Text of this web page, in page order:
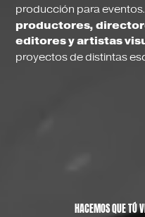
producción para
productores,
editores y artistas
proyectos de distintas
HACEMOS QUE TÚ